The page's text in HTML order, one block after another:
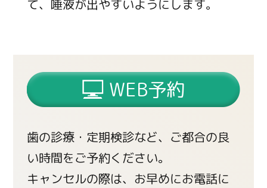
て、唾液が出やすいようにします。
WEB予約
歯の診療・定期検診など、ご都合の良
い時間をご予約ください。
キャンセルの際は、お早めにお電話に